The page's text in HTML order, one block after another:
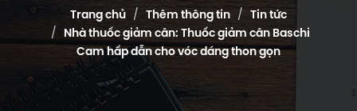
Cam hấp dẫn cho vóc
dáng thon gọn
Trang chủ Thêm thông tin
Tin tức
Nhà thuốc giảm cân: Thuốc giảm cân Baschi
Cam hấp dẫn cho vóc dáng thon gọn